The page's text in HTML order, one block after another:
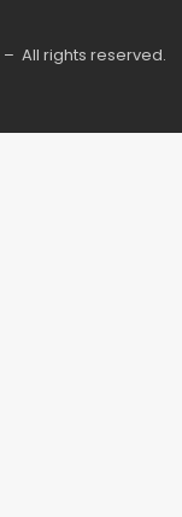
– All rights reserved.